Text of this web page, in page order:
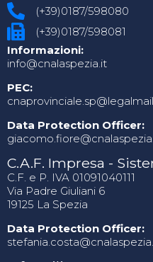
(+39)0187/598080
(+39)0187/598081
Informazioni:
info@cnalaspezia.it
PEC:
Data Protection Officer:
C.A.F. Impresa -
C.F. e P. IVA 01091040111
Via Padre Giuliani 6
19125 La Spezia
Data Protection Officer: